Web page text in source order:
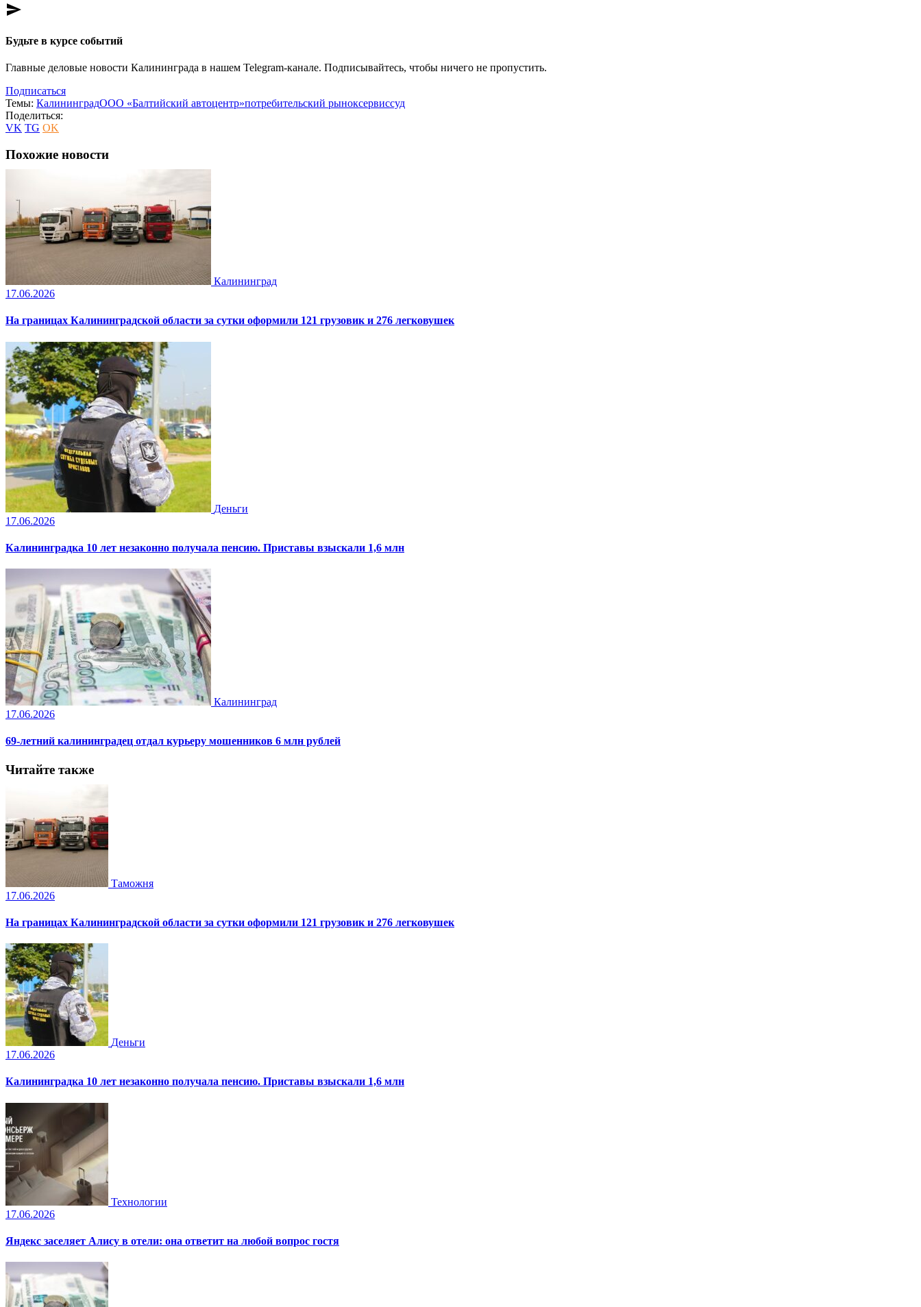
send
Будьте в курсе событий
Главные деловые новости Калининграда в нашем Telegram-канале. Подписывайтесь, чтобы ничего не пропустить.
Подписаться
Темы: КалининградООО «Балтийский автоцентр»потребительский рыноксервиссуд
Поделиться:
VK TG OK
Похожие новости
Калининград
17.06.2026
На границах Калининградской области за сутки оформили 121 грузовик и 276 легковушек
Деньги
17.06.2026
Калининградка 10 лет незаконно получала пенсию. Приставы взыскали 1,6 млн
Калининград
17.06.2026
69-летний калининградец отдал курьеру мошенников 6 млн рублей
Читайте также
Таможня
17.06.2026
На границах Калининградской области за сутки оформили 121 грузовик и 276 легковушек
Деньги
17.06.2026
Калининградка 10 лет незаконно получала пенсию. Приставы взыскали 1,6 млн
Технологии
17.06.2026
Яндекс заселяет Алису в отели: она ответит на любой вопрос гостя